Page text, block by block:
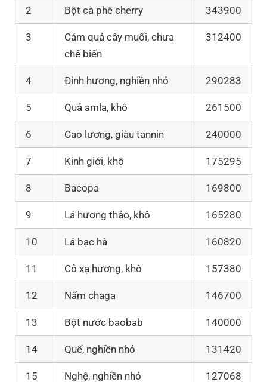
2 Bột cà phê cherry 343900
3
Cám quả cây muối, chưa
chế biến
312400
4 Đinh hương, nghiền nhỏ 290283
5 Quả amla, khô 261500
6 Cao lương, giàu tannin 240000
7 Kinh giới, khô 175295
8 Bacopa 169800
9 Lá hương thảo, khô 165280
10 Lá bạc hà 160820
11 Cỏ xạ hương, khô 157380
12 Nấm chaga 146700
13 Bột nước baobab 140000
14 Quế, nghiền nhỏ 131420
15 Nghệ, nghiền nhỏ 127068